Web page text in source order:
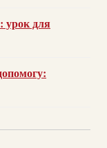
урок для